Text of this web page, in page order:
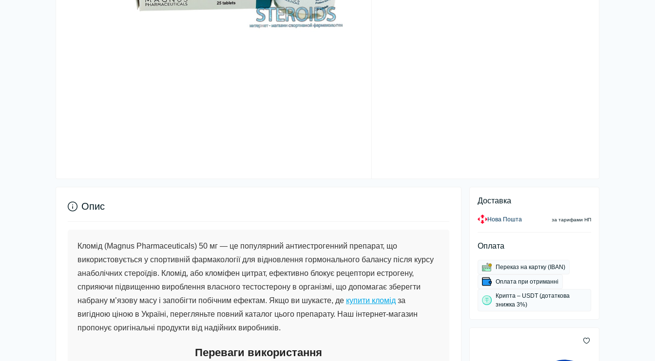
Доставка
Нова Пошта за тарифами НП
Оплата
Переказ на картку (IBAN)
Оплата при отриманні
Крипта – USDT (дотаткова
знижка 3%)
Опис
Кломід (Magnus Pharmaceuticals) 50 мг — це популярний антиестрогенний препарат, що
використовується у спортивній фармакології для відновлення гормонального балансу після курсу
анаболічних стероїдів. Кломід, або кломіфен цитрат, ефективно блокує рецептори естрогену,
сприяючи підвищенню вироблення власного тестостерону в організмі, що допомагає зберегти
набрану м’язову масу і запобігти побічним ефектам. Якщо ви шукаєте, де купити кломід за
вигідною ціною в Україні, перегляньте повний каталог цього препарату. Наш інтернет-магазин
пропонує оригінальні продукти від надійних виробників.
Переваги використання